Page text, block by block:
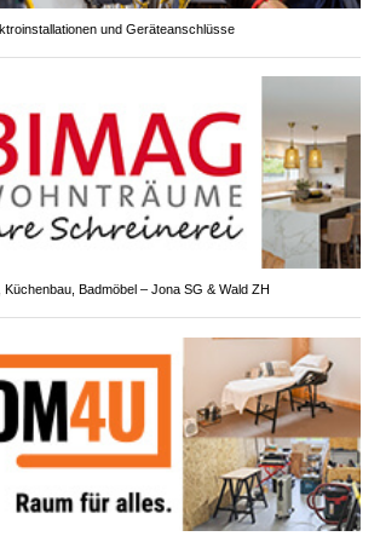
und Geräteanschlüsse
Badmöbel – Jona SG & Wald ZH